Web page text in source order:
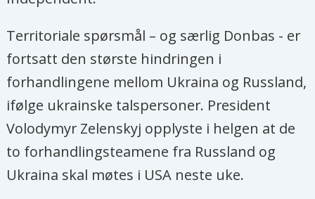
Territoriale spørsmål – og særlig Donbas - er
fortsatt den største hindringen i
forhandlingene mellom Ukraina og Russland,
ifølge ukrainske talspersoner. President
Volodymyr Zelenskyj opplyste i helgen at de
to forhandlingsteamene fra Russland og
Ukraina skal møtes i USA neste uke.